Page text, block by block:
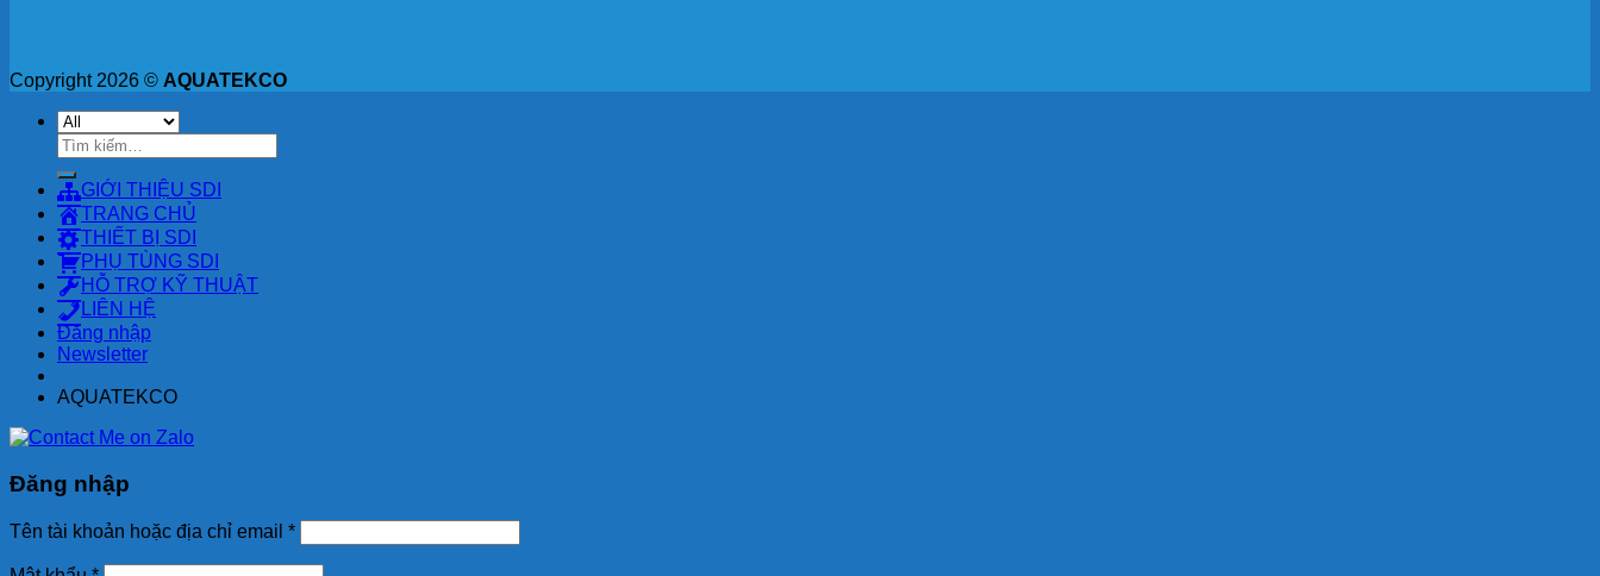
Copyright 2026 © AQUATEKCO
Tìm
kiếm:
GIỚI THIỆU SDI
TRANG CHỦ
THIẾT BỊ SDI
PHỤ TÙNG SDI
HỖ TRỢ KỸ THUẬT
LIÊN HỆ
Đăng nhập
Newsletter
AQUATEKCO
Đăng nhập
Tên tài khoản hoặc địa chỉ email *